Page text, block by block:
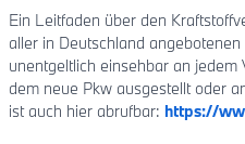
Ein Leitfaden über den
aller in Deutschland
unentgeltlich einsehbar an jedem
dem neue Pkw ausgestellt oder
ist auch hier abrufbar: https://